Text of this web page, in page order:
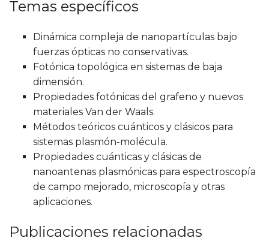
Temas específicos
Dinámica compleja de nanopartículas bajo
fuerzas ópticas no conservativas.
Fotónica topológica en sistemas de baja
dimensión.
Propiedades fotónicas del grafeno y nuevos
materiales Van der Waals.
Métodos teóricos cuánticos y clásicos para
sistemas plasmón-molécula.
Propiedades cuánticas y clásicas de
nanoantenas plasmónicas para espectroscopía
de campo mejorado, microscopía y otras
aplicaciones.
Publicaciones relacionadas